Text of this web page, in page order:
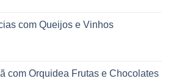
com Queijos e Vinhos
com Orquidea Frutas e Chocolates